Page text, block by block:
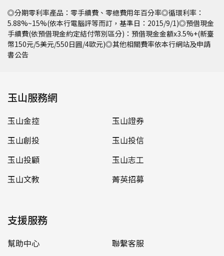
◎分期零利率產品：零手續費、零總費用年百分率◎循環利率：
5.88%~15%(依本行電腦評等而訂，基準日：2015/9/1)◎預借現金
手續費(依預借現金約定結付幣別區分)：預借現金金額x3.5%+(新臺
幣150元/5美元/550日圓/4歐元)◎其他相關費率依本行網站及申請
書公告
玉山服務網
玉山金控
玉山證券
玉山創投
玉山投信
玉山投顧
玉山志工
玉山文教
菁英招募
支援服務
幫助中心
聯繫客服